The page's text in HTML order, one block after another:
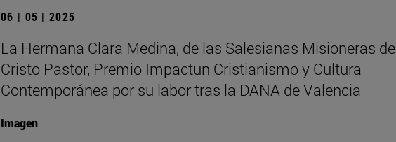
06 | 05 | 2025
La Hermana Clara Medina, de las Salesianas Misioneras de
Cristo Pastor, Premio Impactun Cristianismo y Cultura
Contemporánea por su labor tras la DANA de Valencia
Imagen